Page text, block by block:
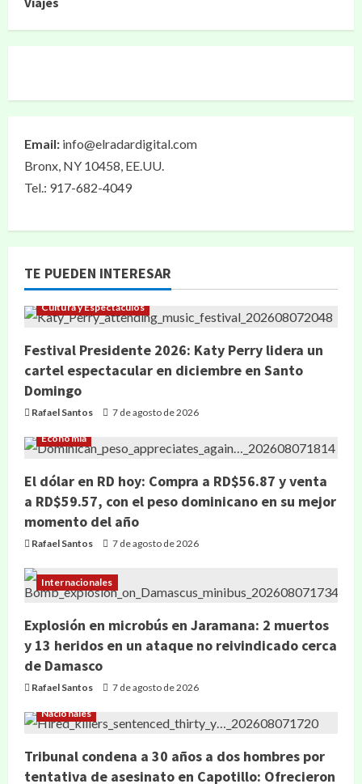
Email: info@elradardigital.com
Bronx, NY 10458, EE.UU.
Tel.: 917-682-4049
TE PUEDEN INTERESAR
Cultura y Espectáculos
Festival Presidente 2026: Katy Perry lidera un
cartel espectacular en diciembre en Santo
Domingo
Rafael Santos 7 de agosto de 2026
Economía
El dólar en RD hoy: Compra a RD$56.87 y venta
a RD$59.57, con el peso dominicano en su mejor
momento del año
Rafael Santos 7 de agosto de 2026
Internacionales
Explosión en microbús en Jaramana: 2 muertos
y 13 heridos en un ataque no reivindicado cerca
de Damasco
Rafael Santos 7 de agosto de 2026
Nacionales
Tribunal condena a 30 años a dos hombres por
tentativa de asesinato en Capotillo: Ofrecieron